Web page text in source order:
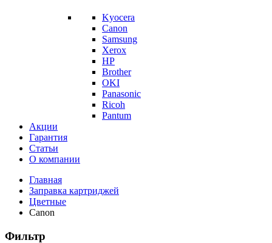
Kyocera
Canon
Samsung
Xerox
HP
Brother
OKI
Panasonic
Ricoh
Pantum
Акции
Гарантия
Статьи
О компании
Главная
Заправка картриджей
Цветные
Canon
Фильтр